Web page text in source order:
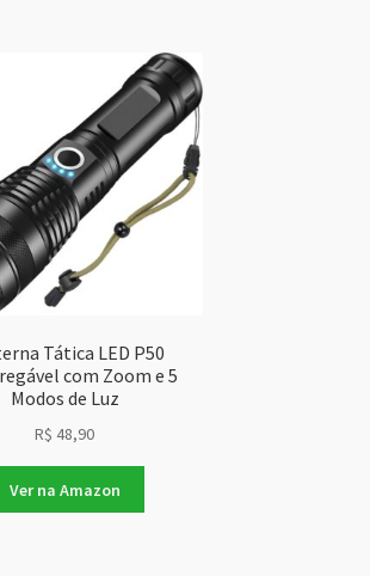
Tática LED P50
com Zoom e 5
Modos de Luz
R$ 48,90
Ver na Amazon